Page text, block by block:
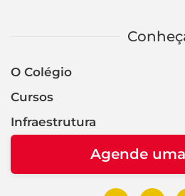
O Colégio
Cursos
Infraestrutura
Agende